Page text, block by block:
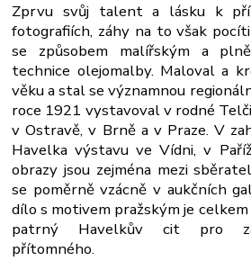
Zprvu svůj talent a lásku k
fotografiích, záhy na to však
se způsobem malířským a
technice olejomalby. Maloval a
věku a stal se významnou
roce 1921 vystavoval v rodné
v Ostravě, v Brně a v Praze. V
Havelka výstavu ve Vídni, v
obrazy jsou zejména mezi
se poměrně vzácně v aukčních
dílo s motivem pražským je
patrný Havelkův cit pro
přítomného.